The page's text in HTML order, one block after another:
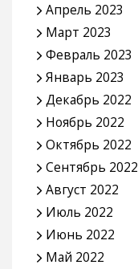
Апрель 2023
Март 2023
Февраль 2023
Январь 2023
Декабрь 2022
Ноябрь 2022
Октябрь 2022
Сентябрь 2022
Август 2022
Июль 2022
Июнь 2022
Май 2022